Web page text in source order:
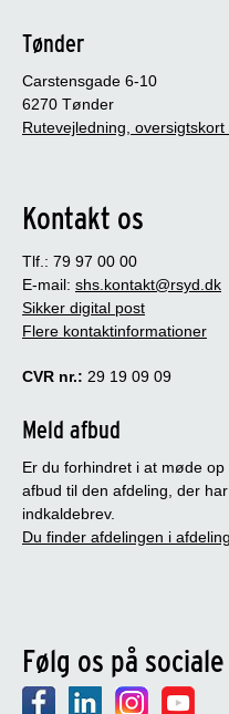
Tønder
Carstensgade 6-10
6270 Tønder
Rutevejledning,
Kontakt os
Tlf.: 79 97 00 00
E-mail: shs.kontakt@rsyd.dk
Sikker digital post
Flere kontaktinformationer
CVR nr.: 29 19 09 09
Meld afbud
Er du forhindret i at møde
afbud til den afdeling, der
indkaldebrev.
Du finder afdelingen i
Følg os på